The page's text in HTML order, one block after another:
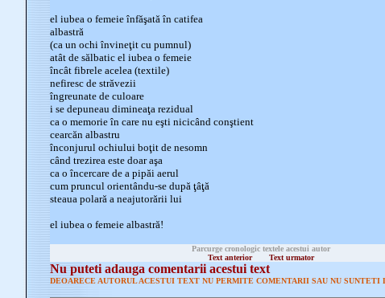
el iubea o femeie înfăşată în catifea
albastră
(ca un ochi învineţit cu pumnul)
atât de sălbatic el iubea o femeie
încât fibrele acelea (textile)
nefiresc de străvezii
îngreunate de culoare
i se depuneau dimineaţa rezidual
ca o memorie în care nu eşti nicicând conştient
cearcăn albastru
înconjurul ochiului boţit de nesomn
când trezirea este doar aşa
ca o încercare de a pipăi aerul
cum pruncul orientându-se după ţâţă
steaua polară a neajutorării lui
el iubea o femeie albastră!
Parcurge cronologic textele acestui autor
Text anterior
Text urmator
Nu puteti adauga comentarii acestui text
DEOARECE AUTORUL ACESTUI TEXT NU PERMITE COMENTARII SAU NU SUNTETI